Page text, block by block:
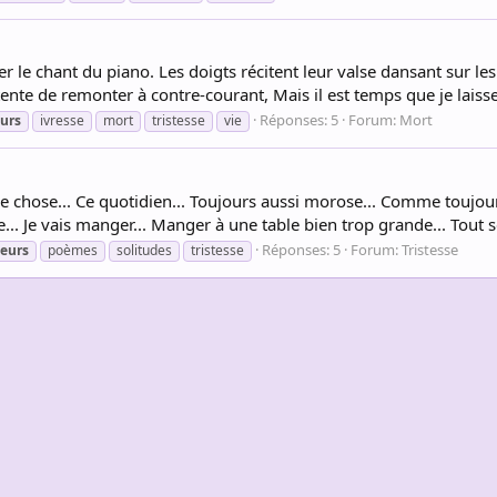
le chant du piano. Les doigts récitent leur valse dansant sur
de remonter à contre-courant, Mais il est temps que je
ivresse mort tristesse vie Réponses: 5 Forum: Mort
chose... Ce quotidien... Toujours aussi morose... Comme
Je vais manger... Manger à une table bien trop grande... Tout
poèmes solitudes tristesse Réponses: 5 Forum:Tristesse